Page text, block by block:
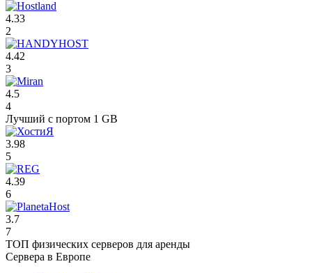
4.33
2
4.42
3
4.5
4
Лучший с портом 1 GB
3.98
5
4.39
6
3.7
7
ТОП физических серверов для аренды
Сервера в Европе